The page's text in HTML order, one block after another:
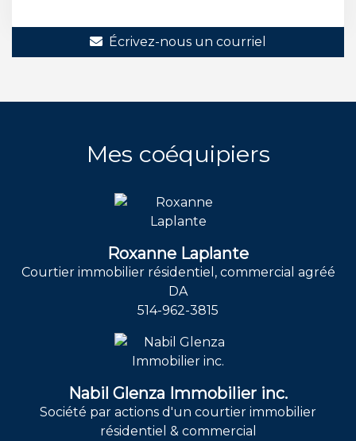
Écrivez-nous un courriel
Mes coéquipiers
Roxanne Laplante
Courtier immobilier résidentiel, commercial agréé
DA
514-962-3815
Nabil Glenza Immobilier inc.
Société par actions d'un courtier immobilier
résidentiel & commercial